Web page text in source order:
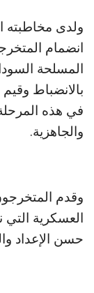
ولدى مخاطبته
انضمام
المسلحة
بالانضباط
في هذه
والجاهزية.
وقدم
العسكرية
حسن الإعداد